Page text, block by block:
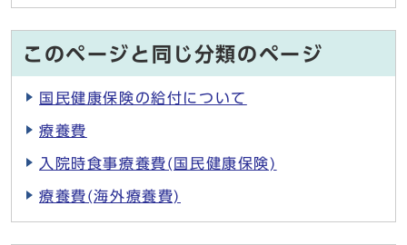
このページと同じ分類のページ
国民健康保険の給付について
療養費
入院時食事療養費(国民健康保険)
療養費(海外療養費)